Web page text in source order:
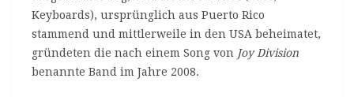
Keyboards), ursprünglich aus Puerto Rico
stammend und mittlerweile in den USA beheimatet,
gründeten die nach einem Song von Joy Division
benannte Band im Jahre 2008.